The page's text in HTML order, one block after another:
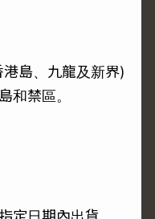
島、九龍及新界)
和禁區。